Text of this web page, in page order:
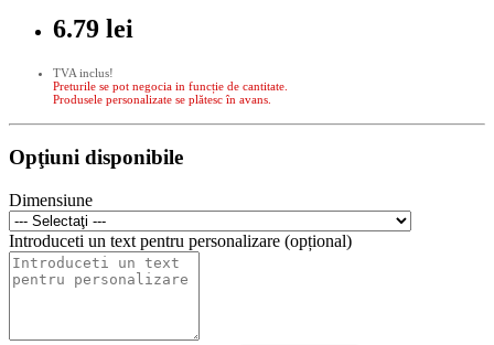
6.79 lei
TVA inclus!
Preturile se pot negocia in funcție de cantitate.
Produsele personalizate se plătesc în avans.
Opţiuni disponibile
Dimensiune
Introduceti un text pentru personalizare (opțional)